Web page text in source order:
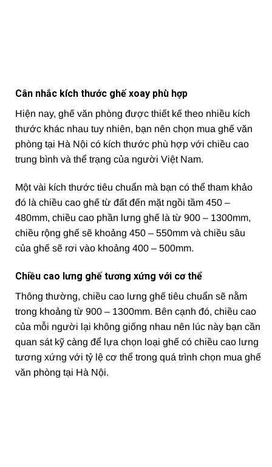
Cân nhắc kích thước ghế xoay phù hợp
Hiện nay, ghế văn phòng được thiết kế theo nhiều kích
thước khác nhau tuy nhiên, bạn nên chọn mua ghế văn
phòng tại Hà Nội có kích thước phù hợp với chiều cao
trung bình và thể trạng của người Việt Nam.
Một vài kích thước tiêu chuẩn mà bạn có thể tham khảo
đó là chiều cao ghế từ đất đến mặt ngồi tầm 450 –
480mm, chiều cao phần lưng ghế là từ 900 – 1300mm,
chiều rộng ghế sẽ khoảng 450 – 550mm và chiều sâu
của ghế sẽ rơi vào khoảng 400 – 500mm.
Chiều cao lưng ghế tương xứng với cơ thể
Thông thường, chiều cao lưng ghế tiêu chuẩn sẽ nằm
trong khoảng từ 900 – 1300mm. Bên cạnh đó, chiều cao
của mỗi người lại không giống nhau nên lúc này bạn cần
quan sát kỹ càng để lựa chọn loại ghế có chiều cao lưng
tương xứng với tỷ lệ cơ thể trong quá trình chọn mua ghế
văn phòng tại Hà Nội.